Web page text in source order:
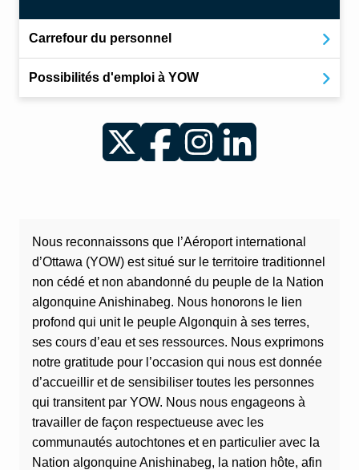
Carrefour du personnel
Possibilités d'emploi à YOW
Twitter FacebookInstagramLinkedIn
Nous reconnaissons que l’Aéroport international
d’Ottawa (YOW) est situé sur le territoire traditionnel
non cédé et non abandonné du peuple de la Nation
algonquine Anishinabeg. Nous honorons le lien
profond qui unit le peuple Algonquin à ses terres,
ses cours d’eau et ses ressources. Nous exprimons
notre gratitude pour l’occasion qui nous est donnée
d’accueillir et de sensibiliser toutes les personnes
qui transitent par YOW. Nous nous engageons à
travailler de façon respectueuse avec les
communautés autochtones et en particulier avec la
Nation algonquine Anishinabeg, la nation hôte, afin